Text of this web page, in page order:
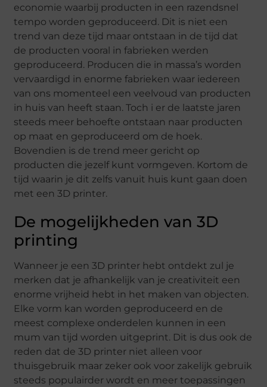
economie waarbij producten in een razendsnel
tempo worden geproduceerd. Dit is niet een
trend van deze tijd maar ontstaan in de tijd dat
de producten vooral in fabrieken werden
geproduceerd. Producen die in massa’s worden
vervaardigd in enorme fabrieken waar iedereen
van ons momenteel een veelvoud van producten
in huis van heeft staan. Toch i er de laatste jaren
steeds meer behoefte ontstaan naar producten
op maat en geproduceerd om de hoek.
Bovendien is de trend meer gericht op
producten die jezelf kunt vormgeven. Kortom de
tijd waarin je dit zelfs vanuit huis kunt gaan doen
met een 3D printer.
De mogelijkheden van 3D
printing
Wanneer je een 3D printer hebt ontdekt zul je
merken dat je afhankelijk van je creativiteit een
enorme vrijheid hebt in het maken van objecten.
Elke vorm kan worden geproduceerd en de
meest complexe onderdelen kunnen in een
mum van tijd worden uitgeprint. Dit is dus ook de
reden dat de 3D printer niet alleen voor
thuisgebruik maar zeker ook voor zakelijk gebruik
steeds populairder wordt en meer toepassingen